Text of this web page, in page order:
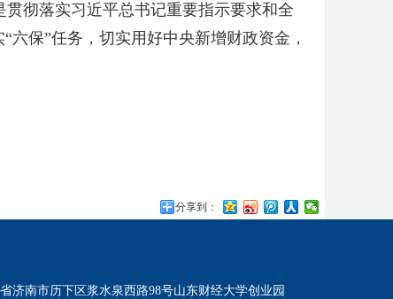
彻落实习近平总书记重要指示要求和全
保”任务，切实用好中央新增财政资金，
分享到：
济南市历下区浆水泉西路98号山东财经大学创业园